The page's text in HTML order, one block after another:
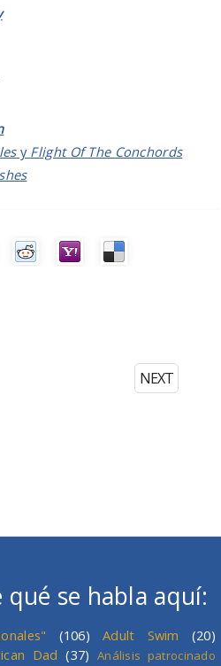
y Flight Of The Conchords
NEXT
qué se habla aquí:
(106) Adult Swim
(20)
Dad (37) Análisis patrocinado